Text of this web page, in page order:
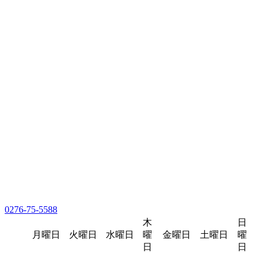
0276-75-5588
月曜日 火曜日 水曜日
木
曜
日
金曜日 土曜日
日
曜
日